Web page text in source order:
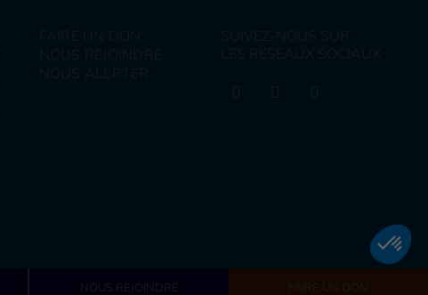
FAIRE UN DON
NOUS REJOINDRE
NOUS ALERTER
SUIVEZ-NOUS SUR
LES RESEAUX SOCIAUX
NOUS REJOINDRE FAIRE UN DON